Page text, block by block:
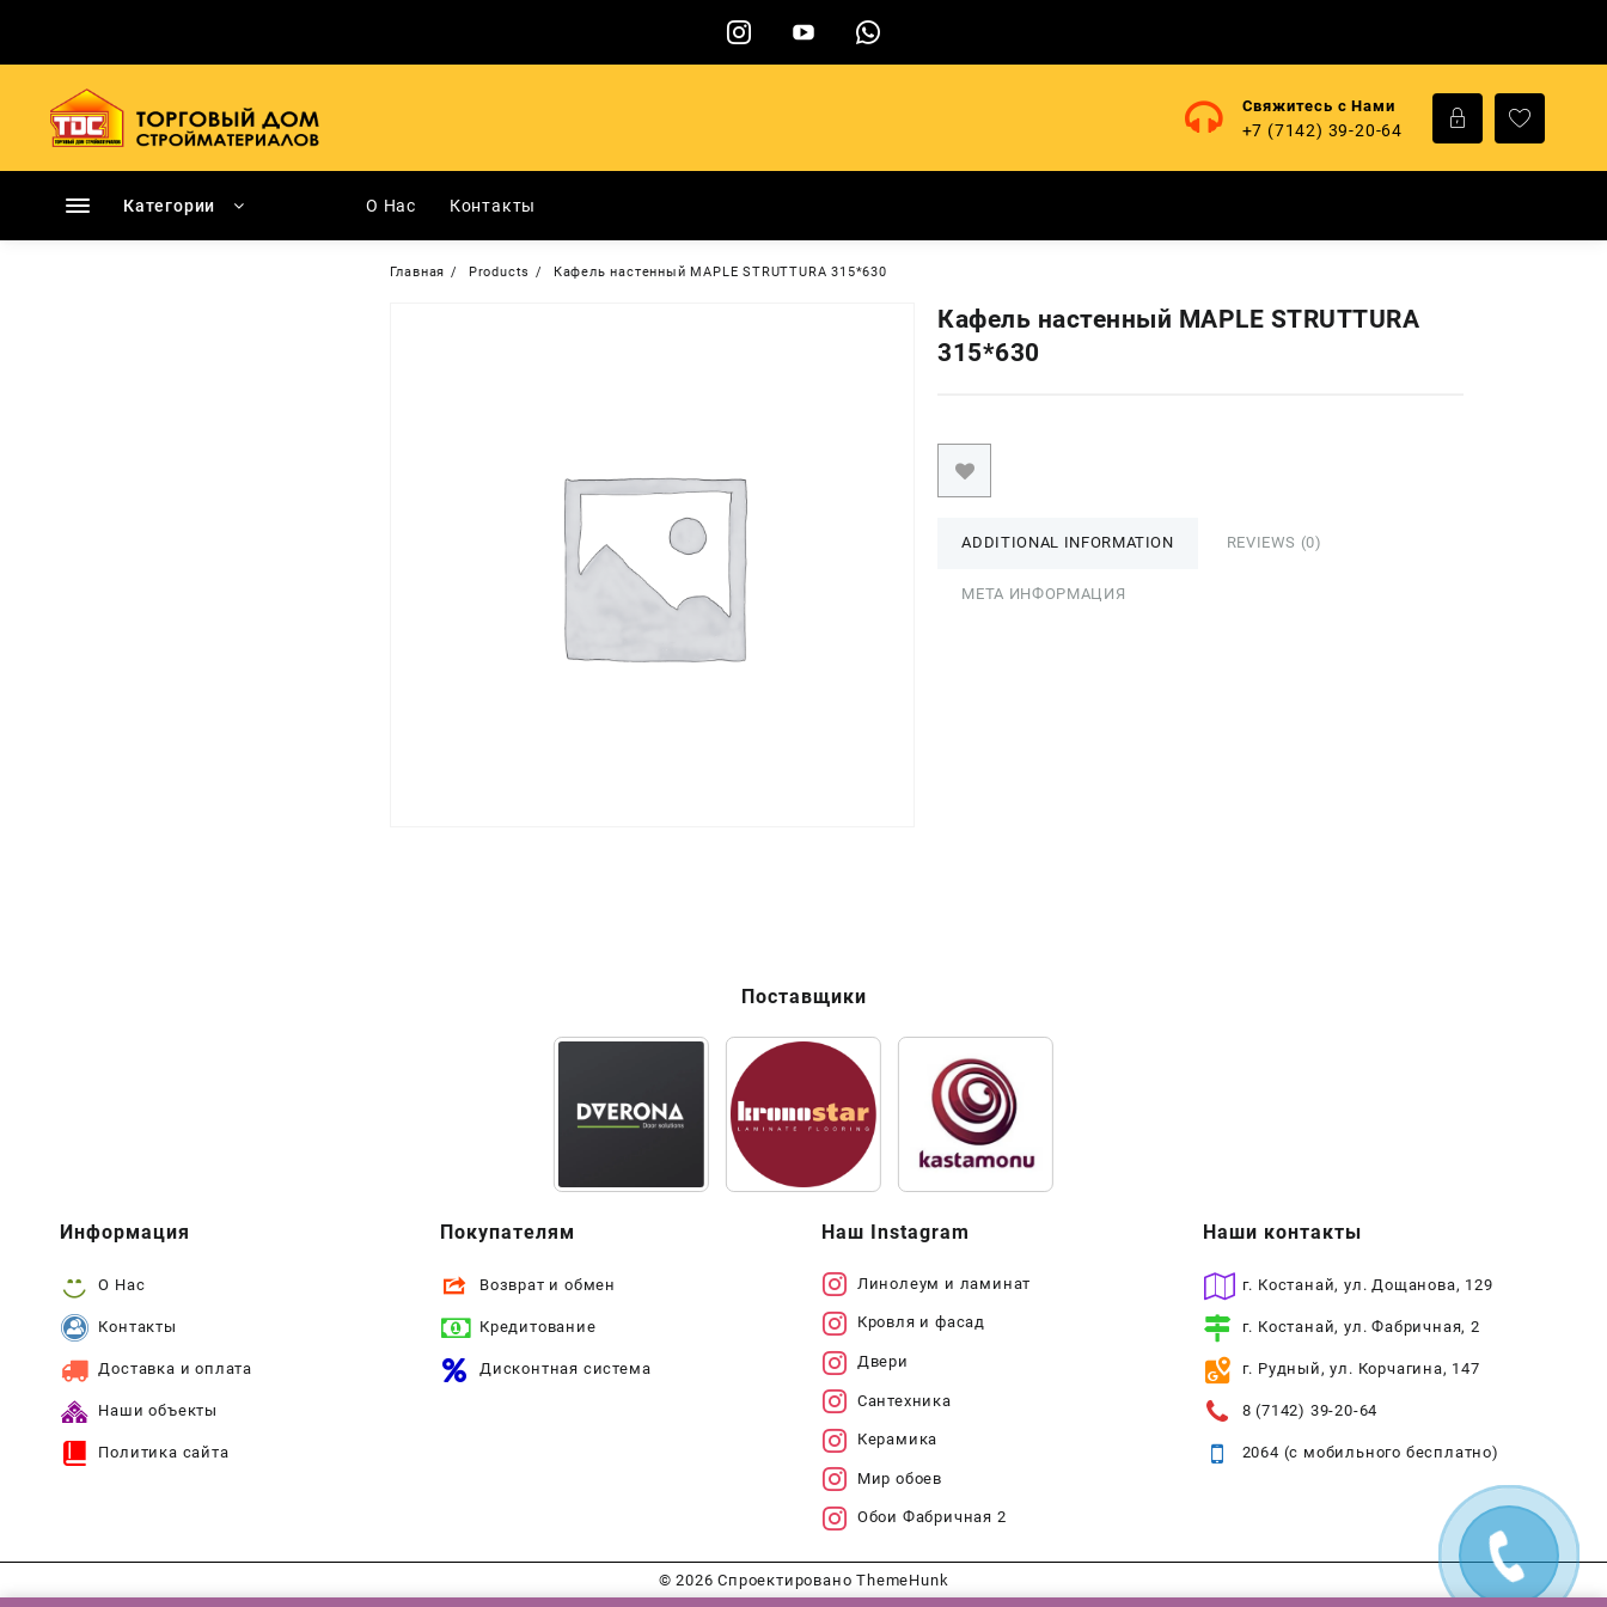
содержимому
Свяжитесь с Нами
+7 (7142) 39-20-64
Категории О Нас Контакты
Главная Products Кафель настенный MAPLE STRUTTURA 315*630
Кафель настенный MAPLE STRUTTURA
315*630
ADDITIONAL INFORMATION REVIEWS (0)
МЕТА ИНФОРМАЦИЯ
Поставщики
Информация
О Нас
Контакты
Доставка и оплата
Наши объекты
Политика сайта
Покупателям
Возврат и обмен
Кредитование
Дисконтная система
Наш Instagram
Линолеум и ламинат
Кровля и фасад
Двери
Сантехника
Керамика
Мир обоев
Обои Фабричная 2
Наши контакты
г. Костанай, ул. Дощанова, 129
г. Костанай, ул. Фабричная, 2
г. Рудный, ул. Корчагина, 147
8 (7142) 39-20-64
2064 (с мобильного бесплатно)
© 2026Спроектировано ThemeHunk